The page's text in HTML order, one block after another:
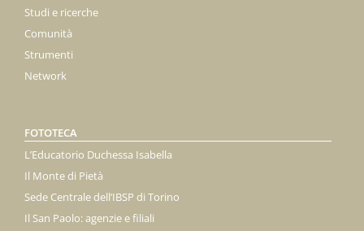
Studi e ricerche
Comunità
Strumenti
Network
FOTOTECA
L’Educatorio Duchessa Isabella
Il Monte di Pietà
Sede Centrale dell’IBSP di Torino
Il San Paolo: agenzie e filiali